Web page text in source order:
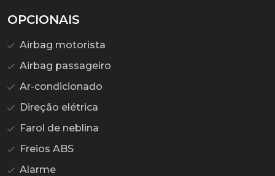
OPCIONAIS
Airbag motorista
Airbag passageiro
Ar-condicionado
Direção elétrica
Farol de neblina
Freios ABS
Alarme